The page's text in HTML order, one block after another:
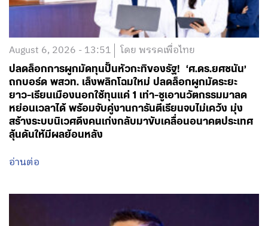
August 6, 2026 - 13:51 โดย พรรคเพื่อไทย
ปลดล็อกการผูกมัดทุนปั้นหัวกะทิของรัฐ! ‘ศ.ดร.ยศชนัน’
ถกบอร์ด พสวท. เล็งพลิกโฉมใหม่ ปลดล็อกผูกมัดระยะ
ยาว-เรียนเมืองนอกใช้ทุนแค่ 1 เท่า-ชูเอานวัตกรรมมาลด
หย่อนเวลาได้ พร้อมจับคู่งานการันตีเรียนจบไม่เคว้ง มุ่ง
สร้างระบบนิเวศดึงคนเก่งกลับมาขับเคลื่อนอนาคตประเทศ
ลุ้นดันให้มีผลย้อนหลัง
อ่านต่อ